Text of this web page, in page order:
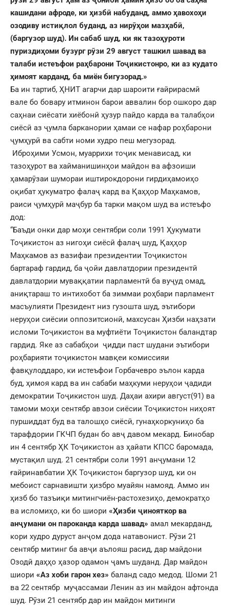
кашидани афроде, ки ҳизбӣ набуданд, аммо ҳавохоҳи
озодиву истиқлол буданд, аз нирӯҳои мазҳабӣ,
(баргузор шуд). Ин сабаб шуд, ки як тазоҳуроти
пуриздиҳоми бузург рӯзи 29 август ташкил шавад ва
талаби истеъфои раҳбарони Тоҷикистонро, ки аз кудато
ҳимоят карданд, ба миён бигузорад.»
Ба ин тартиб, ҲНИТ агарчи дар шароити ғайрирасмӣ
вале бо бовару итминон барои аввалин бор ошкоро дар
саҳнаи сиёсати хиёбонӣ ҳузур пайдо карда ва талабҳои
сиёсӣ аз ҷумла барканории ҳамаи се нафар роҳбарони
ҷумҳурӣ ва сабти номи худро пеш мегузорад.
Иброҳими Усмон, муаррихи тоҷик менависад, ки
тазоҳурот ва хайманишинҳои майдон ва афзоиши
ҳамарӯзаи шумораи иштирокдорони гирдиҳамоиҳо
оқибат ҳукуматро фалаҷ кард ва Қаҳҳор Маҳкамов,
раиси ҷумҳурӣ маҷбур ба тарки мақом шуд ва истеъфо
дод:
“Баъди онки дар моҳи сентябри соли 1991 Ҳукумати
Тоҷикистон аз нигоҳи сиёсӣ фалаҷ шуд, Қаҳҳор
Маҳкамов аз вазифаи президентии Тоҷикистон
бартараф гардид, ба ҷойи давлатдории президентӣ
давлатдории муваққатии парламентӣ ба вуҷуд омад,
аниқтараш то интихобот ба зиммаи роҳбари парламент
масъулияти Президент низ гузошта шуд, эътибори
неруҳои сиёсии оппозитсионӣ, махсусан Ҳизби наҳзати
исломи Тоҷикистон ва муфтиёти Тоҷикистон баландтар
гардид. Яке аз сабабҳои ҷидди паст шудани эътибори
роҳбарияти тоҷикистон мавқеи комиссияи
фавқулоддаро, ки истеъфои Горбачевро эълон карда
буд, ҳимоя кард ва ин сабаби маҳкуми неруҳои ҷадиди
демократии Тоҷикистон шуд. Даҳаи ахири август(91) ва
тамоми моҳи сентябр авзои сиёсии Тоҷикистон ниҳоят
пуршиддат буд ва талошҳо сиёсӣ, гунаҳкоркуниҳо ба
тарафдории ГКЧП будан бо авҷ давом мекард. Бинобар
ин 4 сентябр ҲК Тоҷикистон аз ҳайати КПСС баромада,
мустақил шуд. 21 сентябри соли 1991 анҷумани 12
ғайринавбатии ҲК Тоҷикистон баргузор шуд, ки он
мебоист сарнавишти ҳизбро муайян намояд. Аммо ин
ҳизб бо тазъиқи митингчиён-растохезиҳо, демократҳо
ва исломиҳо, ки бо шиори «Ҳизби ҷинояткор ва
анҷумани он пароканда карда шавад» амал мекарданд,
кори худро дуруст анҷом дода натавонист. Рӯзи 21
сентябр митинг ба авҷи аълояш расид, дар майдони
Озодӣ даҳҳо ҳазор одамон ҷамъ шуданд. Дар майдон
шиори «Аз хоби гарон хез» баланд садо медод. Шоми 21
ва 22 сентябр муҷассамаи Ленин аз ин майдон афтонда
шуд. Рӯзи 21 сентябр дар ин майдон митинги